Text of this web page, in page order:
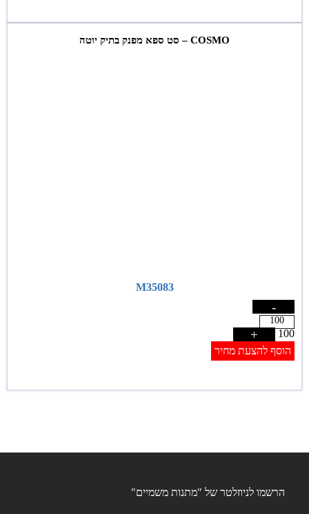
COSMO – סט ספא מפנק בתיק יוטה
M35083
-
100
+
הוסף להצעת מחיר
הרשמו לניוזלטר של "מתנות משמיים"